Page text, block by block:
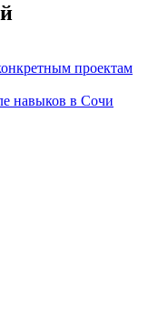
проектам
навыков в Сочи